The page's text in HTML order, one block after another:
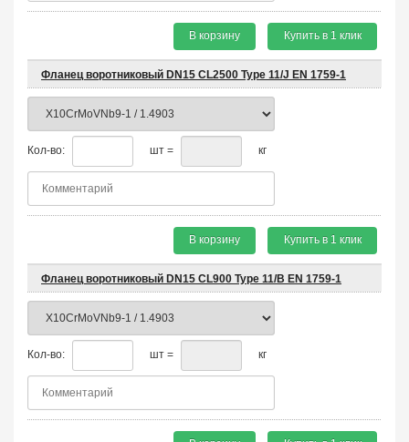
В корзину Купить в 1 клик
Фланец воротниковый DN15 CL2500 Type 11/J EN 1759-1
Кол-во: шт = кг
В корзину Купить в 1 клик
Фланец воротниковый DN15 CL900 Type 11/B EN 1759-1
Кол-во: шт = кг